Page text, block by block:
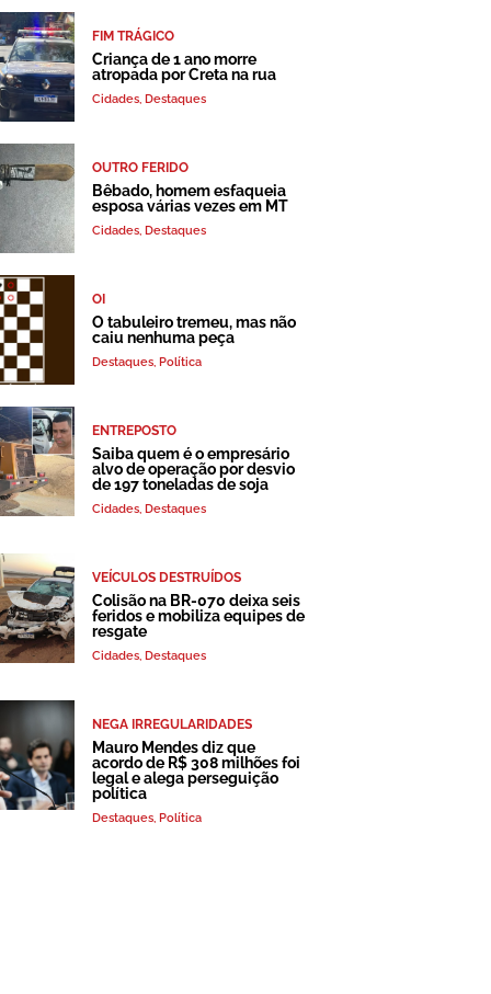
FIM TRÁGICO
Criança de 1 ano morre
atropada por Creta na rua
Cidades, Destaques
OUTRO FERIDO
Bêbado, homem esfaqueia
esposa várias vezes em MT
Cidades, Destaques
OI
O tabuleiro tremeu, mas não
caiu nenhuma peça
Destaques, Política
ENTREPOSTO
Saiba quem é o empresário
alvo de operação por desvio
de 197 toneladas de soja
Cidades, Destaques
VEÍCULOS DESTRUÍDOS
Colisão na BR-070 deixa seis
feridos e mobiliza equipes de
resgate
Cidades, Destaques
NEGA IRREGULARIDADES
Mauro Mendes diz que
acordo de R$ 308 milhões foi
legal e alega perseguição
política
Destaques, Política